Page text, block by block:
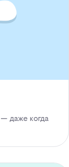
— даже когда